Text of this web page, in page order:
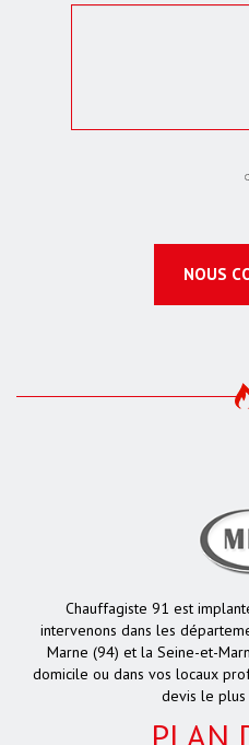
NOUS
Chauffagiste 91 est
intervenons dans les
Marne (94) et la Seine-et-
domicile ou dans vos locaux
devis le plus
PLAN